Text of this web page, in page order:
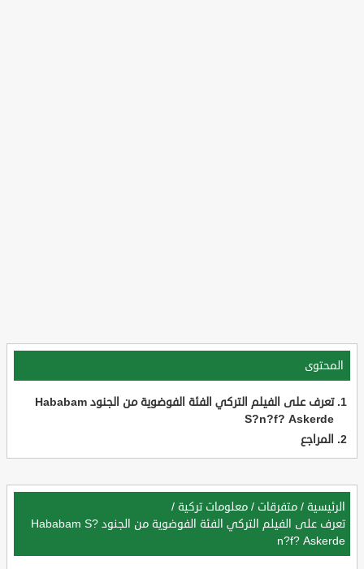
المحتوى
تعرف على الفيلم التركي الفئة الفوضوية من الجنود Hababam
S?n?f? Askerde
المراجع
الرئيسية / متفرقات / معلومات تركية /
تعرف على الفيلم التركي الفئة الفوضوية من الجنود Hababam S?
n?f? Askerde